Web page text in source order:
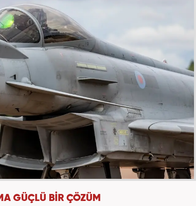
GÜÇLÜ BİR ÇÖZÜM